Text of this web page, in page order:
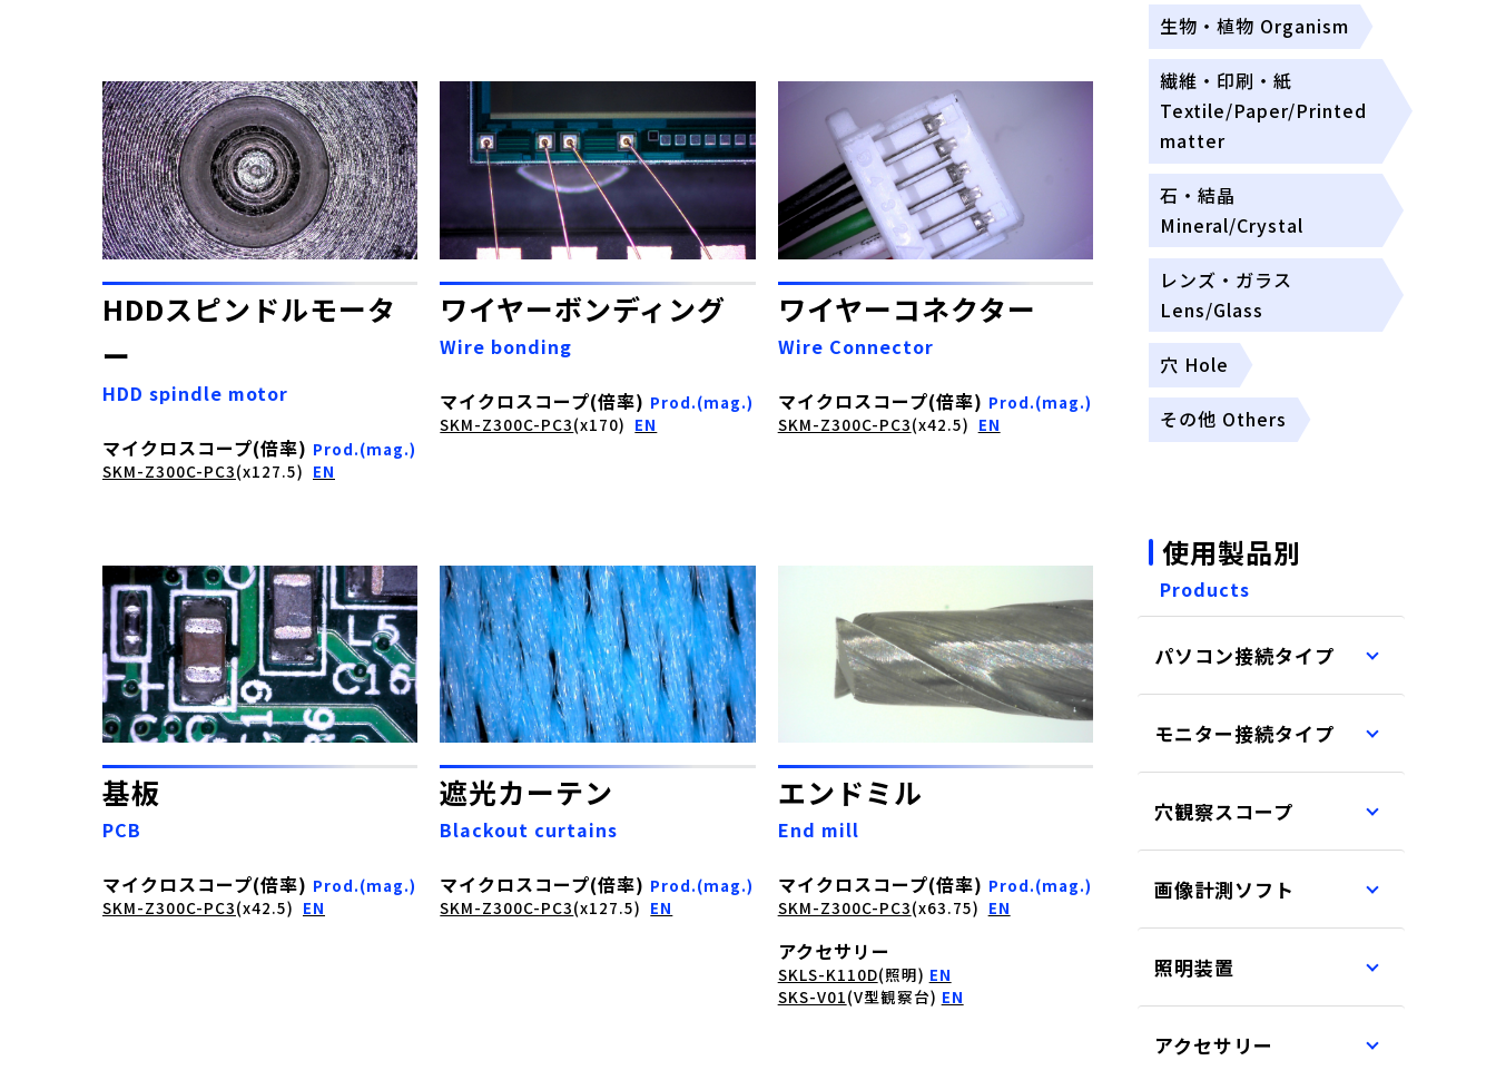
HDDスピンドルモータ
ー
HDD spindle motor
マイクロスコープ(倍率) Prod.(mag.)
SKM-Z300C-PC3(x127.5) EN
ワイヤーボンディング
Wire bonding
マイクロスコープ(倍率) Prod.(mag.)
SKM-Z300C-PC3(x170) EN
ワイヤーコネクター
Wire Connector
マイクロスコープ(倍率) Prod.(mag.)
SKM-Z300C-PC3(x42.5) EN
基板
PCB
マイクロスコープ(倍率) Prod.(mag.)
SKM-Z300C-PC3(x42.5) EN
遮光カーテン
Blackout curtains
マイクロスコープ(倍率) Prod.(mag.)
SKM-Z300C-PC3(x127.5) EN
エンドミル
End mill
マイクロスコープ(倍率) Prod.(mag.)
SKM-Z300C-PC3(x63.75) EN
アクセサリー
SKLS-K110D(照明) EN
SKS-V01(V型観察台) EN
生物・植物 Organism
繊維・印刷・紙
Textile/Paper/Printed
matter
石・結晶
Mineral/Crystal
レンズ・ガラス
Lens/Glass
穴 Hole
その他 Others
使用製品別
Products
パソコン接続タイプ
モニター接続タイプ
穴観察スコープ
画像計測ソフト
照明装置
アクセサリー